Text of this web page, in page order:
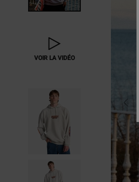
VOIR LA VIDÉO